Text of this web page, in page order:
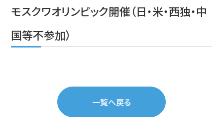
CONTACT
お問い合わせ
モスクワオリンピック開催（日・米・西独・中
国等不参加）
一覧へ戻る